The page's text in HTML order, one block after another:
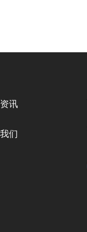
讯
们